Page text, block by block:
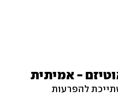
- אמיתית
להפרעות